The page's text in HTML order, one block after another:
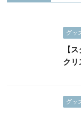
グッ
【
クリ
グッ